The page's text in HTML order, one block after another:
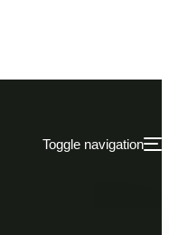
Toggle navigation